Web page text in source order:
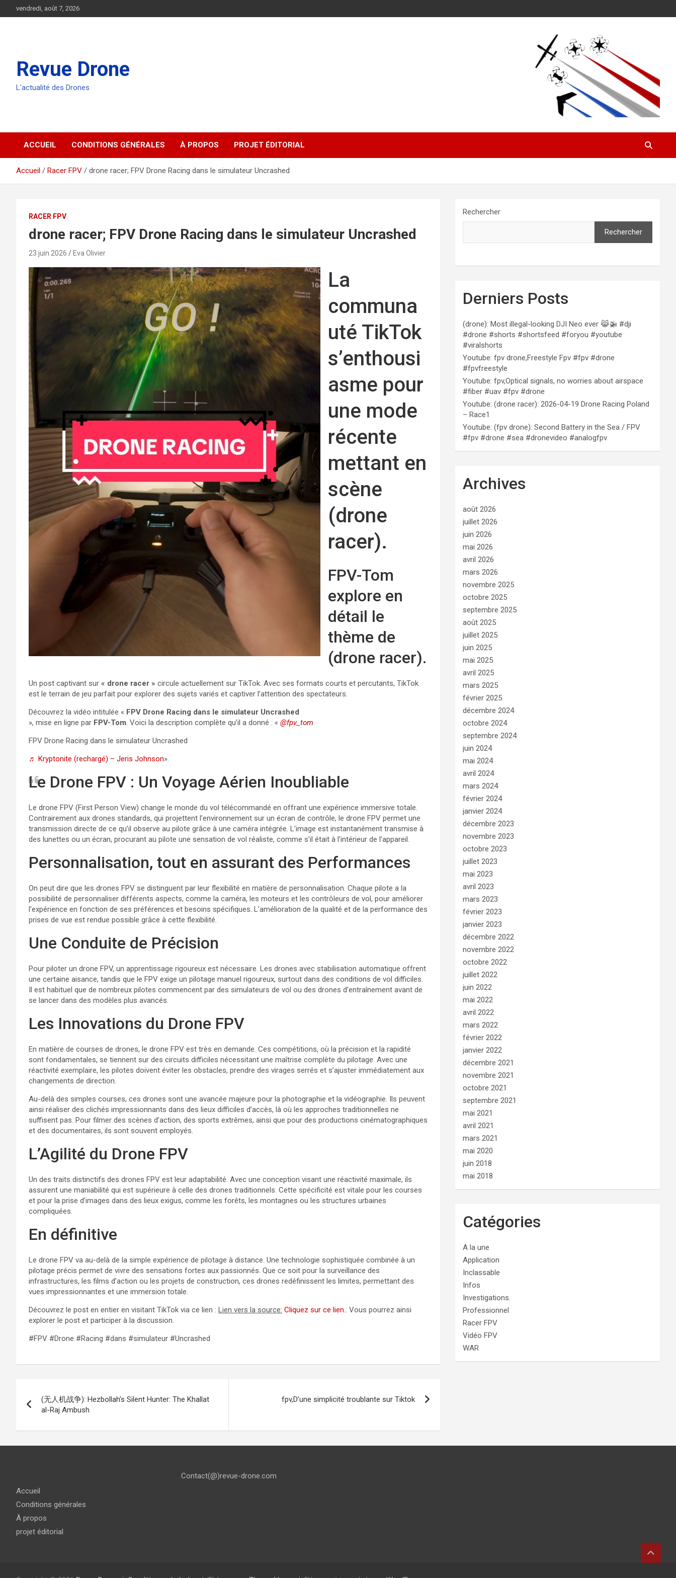
au
vendredi, août 7, 2026
Revue Drone
L'actualité des Drones
ACCUEIL CONDITIONS GÉNÉRALES À PROPOS PROJET ÉDITORIAL
Accueil Racer FPV drone racer; FPV Drone Racing dans le simulateur Uncrashed
RACER FPV
drone racer; FPV Drone Racing dans le simulateur Uncrashed
23 juin 2026 Eva Olivier
La
communa
uté TikTok
s’enthousi
asme pour
une mode
récente
mettant en
scène
(drone
racer).
FPV-Tom
explore en
détail le
thème de
(drone racer).
Un post captivant sur « drone racer » circule actuellement sur TikTok. Avec ses formats courts et percutants, TikTok
est le terrain de jeu parfait pour explorer des sujets variés et captiver l’attention des spectateurs.
Découvrez la vidéo intitulée « FPV Drone Racing dans le simulateur Uncrashed
», mise en ligne par FPV-Tom. Voici la description complète qu’il a donné : « @fpv_tom
FPV Drone Racing dans le simulateur Uncrashed
♬ Kryptonite (rechargé) – Jeris Johnson».
Le Drone FPV : Un Voyage Aérien Inoubliable
Le drone FPV (First Person View) change le monde du vol télécommandé en offrant une expérience immersive totale.
Contrairement aux drones standards, qui projettent l’environnement sur un écran de contrôle, le drone FPV permet une
transmission directe de ce qu’il observe au pilote grâce à une caméra intégrée. L’image est instantanément transmise à
des lunettes ou un écran, procurant au pilote une sensation de vol réaliste, comme s’il était à l’intérieur de l’appareil.
Personnalisation, tout en assurant des Performances
On peut dire que les drones FPV se distinguent par leur flexibilité en matière de personnalisation. Chaque pilote a la
possibilité de personnaliser différents aspects, comme la caméra, les moteurs et les contrôleurs de vol, pour améliorer
l’expérience en fonction de ses préférences et besoins spécifiques. L’amélioration de la qualité et de la performance des
prises de vue est rendue possible grâce à cette flexibilité.
Une Conduite de Précision
Pour piloter un drone FPV, un apprentissage rigoureux est nécessaire. Les drones avec stabilisation automatique offrent
une certaine aisance, tandis que le FPV exige un pilotage manuel rigoureux, surtout dans des conditions de vol difficiles.
Il est habituel que de nombreux pilotes commencent par des simulateurs de vol ou des drones d’entraînement avant de
se lancer dans des modèles plus avancés.
Les Innovations du Drone FPV
En matière de courses de drones, le drone FPV est très en demande. Ces compétitions, où la précision et la rapidité
sont fondamentales, se tiennent sur des circuits difficiles nécessitant une maîtrise complète du pilotage. Avec une
réactivité exemplaire, les pilotes doivent éviter les obstacles, prendre des virages serrés et s’ajuster immédiatement aux
changements de direction.
Au-delà des simples courses, ces drones sont une avancée majeure pour la photographie et la vidéographie. Ils peuvent
ainsi réaliser des clichés impressionnants dans des lieux difficiles d’accès, là où les approches traditionnelles ne
suffisent pas. Pour filmer des scènes d’action, des sports extrêmes, ainsi que pour des productions cinématographiques
et des documentaires, ils sont souvent employés.
L’Agilité du Drone FPV
Un des traits distinctifs des drones FPV est leur adaptabilité. Avec une conception visant une réactivité maximale, ils
assurent une maniabilité qui est supérieure à celle des drones traditionnels. Cette spécificité est vitale pour les courses
et pour la prise d’images dans des lieux exigus, comme les forêts, les montagnes ou les structures urbaines
compliquées.
En définitive
Le drone FPV va au-delà de la simple expérience de pilotage à distance. Une technologie sophistiquée combinée à un
pilotage précis permet de vivre des sensations fortes aux passionnés. Que ce soit pour la surveillance des
infrastructures, les films d’action ou les projets de construction, ces drones redéfinissent les limites, permettant des
vues impressionnantes et une immersion totale.
Découvrez le post en entier en visitant TikTok via ce lien : Lien vers la source: Cliquez sur ce lien.. Vous pourrez ainsi
explorer le post et participer à la discussion.
#FPV #Drone #Racing #dans #simulateur #Uncrashed
de
l’article
(无人机战争): Hezbollah’s Silent Hunter: The Khallat
al-Raj Ambush
fpv,D’une simplicité troublante sur Tiktok
Rechercher
Rechercher
Derniers Posts
(drone): Most illegal-looking DJI Neo ever 😹🚁 #dji
#drone #shorts #shortsfeed #foryou #youtube
#viralshorts
Youtube: fpv drone,Freestyle Fpv #fpv #drone
#fpvfreestyle
Youtube: fpv,Optical signals, no worries about airspace
#fiber #uav #fpv #drone
Youtube: (drone racer): 2026-04-19 Drone Racing Poland
– Race1
Youtube: (fpv drone): Second Battery in the Sea / FPV
#fpv #drone #sea #dronevideo #analogfpv
Archives
août 2026
juillet 2026
juin 2026
mai 2026
avril 2026
mars 2026
novembre 2025
octobre 2025
septembre 2025
août 2025
juillet 2025
juin 2025
mai 2025
avril 2025
mars 2025
février 2025
décembre 2024
octobre 2024
septembre 2024
juin 2024
mai 2024
avril 2024
mars 2024
février 2024
janvier 2024
décembre 2023
novembre 2023
octobre 2023
juillet 2023
mai 2023
avril 2023
mars 2023
février 2023
janvier 2023
décembre 2022
novembre 2022
octobre 2022
juillet 2022
juin 2022
mai 2022
avril 2022
mars 2022
février 2022
janvier 2022
décembre 2021
novembre 2021
octobre 2021
septembre 2021
mai 2021
avril 2021
mars 2021
mai 2020
juin 2018
mai 2018
Catégories
A la une
Application
Inclassable
Infos
Investigations.
Professionnel
Racer FPV
Vidéo FPV
WAR
Accueil
Conditions générales
À propos
projet éditorial
Contact(@)revue-drone.com